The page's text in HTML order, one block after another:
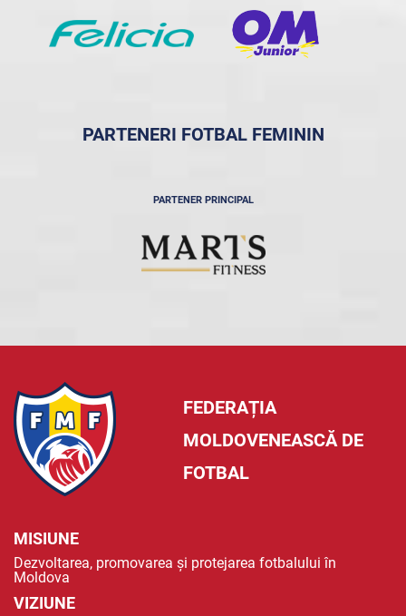
PARTENERI FOTBAL FEMININ
PARTENER PRINCIPAL
FEDERAȚIA
MOLDOVENEASCĂ DE
FOTBAL
MISIUNE
Dezvoltarea, promovarea și protejarea fotbalului în
Moldova
VIZIUNE